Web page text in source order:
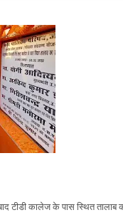
टीडी कालेज के पास स्थित तालाब